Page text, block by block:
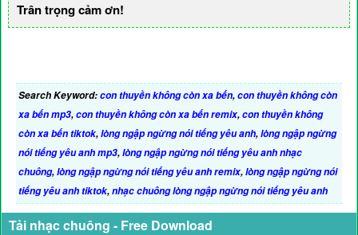
Trân trọng cảm ơn!
Search Keyword:con thuyền không còn xa bến,con thuyền không còn
xa bến mp3,con thuyền không còn xa bến remix,con thuyền không
còn xa bến tiktok,lòng ngập ngừng nói tiếng yêu anh,lòng ngập ngừng
nói tiếng yêu anh mp3,lòng ngập ngừng nói tiếng yêu anh nhạc
chuông,lòng ngập ngừng nói tiếng yêu anh remix,lòng ngập ngừng nói
tiếng yêu anh tiktok,nhạc chuông lòng ngập ngừng nói tiếng yêu anh
Tải nhạc chuông - Free Download